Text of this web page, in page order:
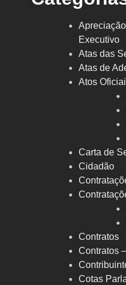
Executivo
Atas das
Atas de
Atos
Carta de
Cidadão
Contratos
Contratos
Cotas